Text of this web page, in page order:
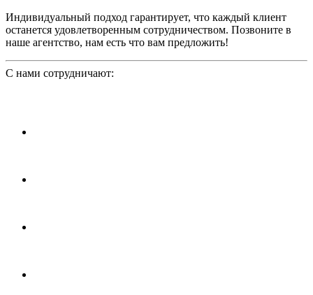
Индивидуальный подход гарантирует, что каждый клиент
останется удовлетворенным сотрудничеством. Позвоните в
наше агентство, нам есть что вам предложить!
С нами сотрудничают: